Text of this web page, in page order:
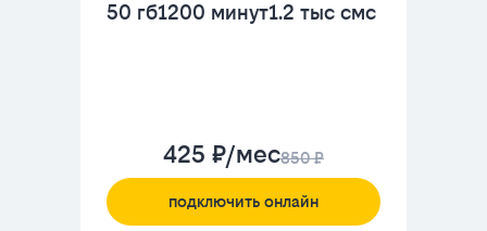
50 гб1200 минут1.2 тыс смс
425 ₽/мес850 ₽
подключить онлайн